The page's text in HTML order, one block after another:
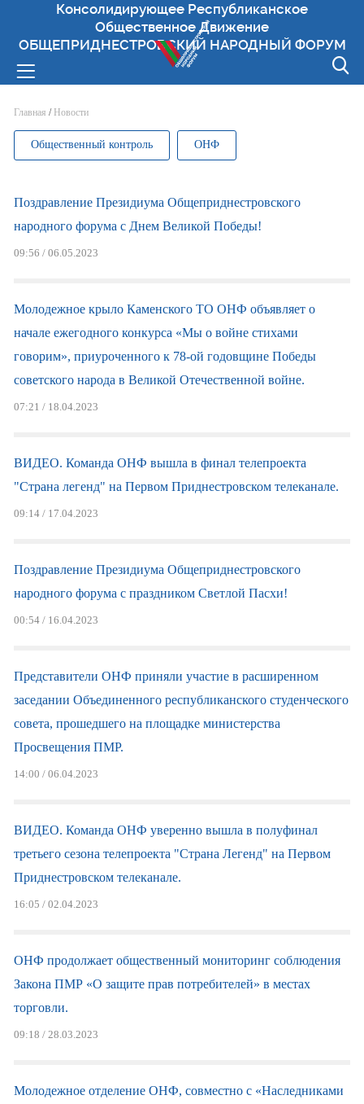
Консолидирующее Республиканское
Общественное Движение
ОБЩЕПРИДНЕСТРОВСКИЙ НАРОДНЫЙ ФОРУМ
Вы здесь
Главная / Новости
Общественный контроль ОНФ
Поздравление Президиума Общеприднестровского
народного форума с Днем Великой Победы!
09:56 / 06.05.2023
Молодежное крыло Каменского ТО ОНФ объявляет о
начале ежегодного конкурса «Мы о войне стихами
говорим», приуроченного к 78-ой годовщине Победы
советского народа в Великой Отечественной войне.
07:21 / 18.04.2023
ВИДЕО. Команда ОНФ вышла в финал телепроекта
"Страна легенд" на Первом Приднестровском телеканале.
09:14 / 17.04.2023
Поздравление Президиума Общеприднестровского
народного форума с праздником Светлой Пасхи!
00:54 / 16.04.2023
Представители ОНФ приняли участие в расширенном
заседании Объединенного республиканского студенческого
совета, прошедшего на площадке министерства
Просвещения ПМР.
14:00 / 06.04.2023
ВИДЕО. Команда ОНФ уверенно вышла в полуфинал
третьего сезона телепроекта "Страна Легенд" на Первом
Приднестровском телеканале.
16:05 / 02.04.2023
ОНФ продолжает общественный мониторинг соблюдения
Закона ПМР «О защите прав потребителей» в местах
торговли.
09:18 / 28.03.2023
Молодежное отделение ОНФ, совместно с «Наследниками